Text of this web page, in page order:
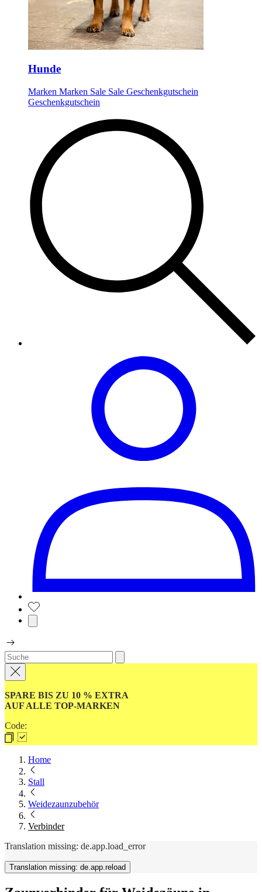
Hunde
Marken Marken Sale Sale Geschenkgutschein
Geschenkgutschein
SPARE BIS ZU 10 % EXTRA
AUF ALLE TOP-MARKEN
Code:
Home
Stall
Weidezaunzubehör
Verbinder
Translation missing: de.app.load_error
Translation missing: de.app.reload